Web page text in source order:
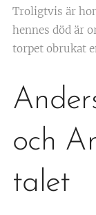
Troligtvis är
hennes död är
torpet obrukat
och
talet